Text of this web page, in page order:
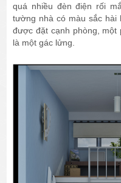
quá nhiều đèn điện rối
tường nhà có màu sắc hài
được đặt cạnh phòng, một
là một gác lửng.